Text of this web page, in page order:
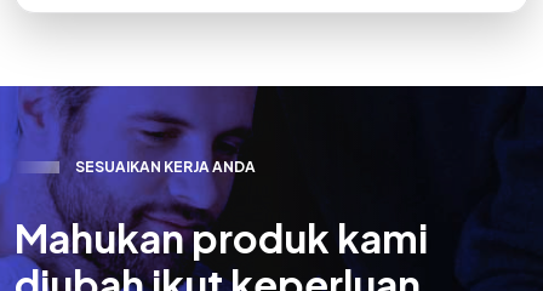
SESUAIKAN KERJA ANDA
Mahukanproduk kami